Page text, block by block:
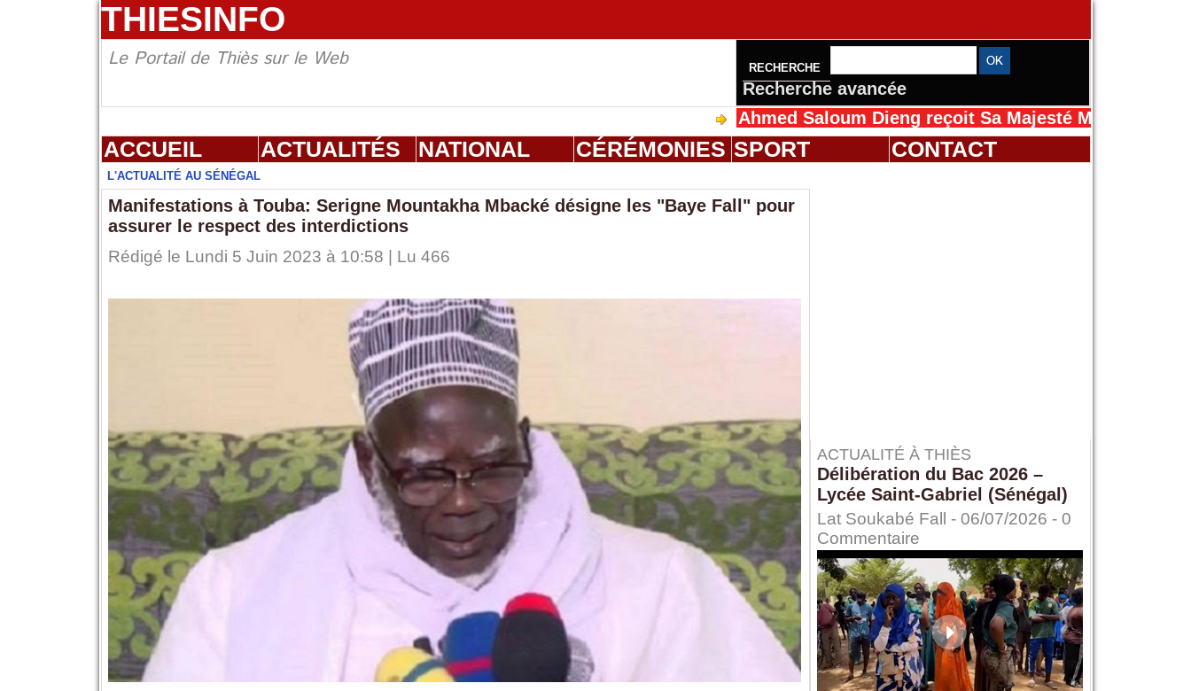
THIESINFO
Le Portail de Thiès sur le Web RECHERCHE
Recherche avancée
Ahmed Saloum Dieng reçoit Sa Majesté Mansah Cissé au
ACCUEIL ACTUALITÉS NATIONAL CÉRÉMONIES SPORT CONTACT
L'ACTUALITÉ AU SÉNÉGAL
Manifestations à Touba: Serigne Mountakha Mbacké désigne les "Baye Fall" pour
assurer le respect des interdictions
Rédigé le Lundi 5 Juin 2023 à 10:58 | Lu 466
ACTUALITÉ À THIÈS
Délibération du Bac 2026 –
Lycée Saint-Gabriel (Sénégal)
Lat Soukabé Fall - 06/07/2026 - 0
Commentaire